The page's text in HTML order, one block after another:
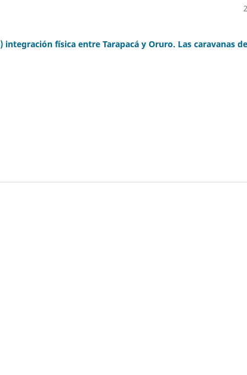
integración física entre Tarapacá y Oruro. Las caravanas